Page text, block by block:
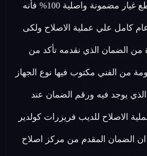
مستوى ويقدم قطع غيار مضمونة واصلية 100% فأنه
كامل علي عملية الاصلاح ولكى
من الضمان الذي نقدمه تأكد من
من الفني مكتوب فيها نوع الجهاز
يوجد فيه ورقم الضمان عند
الاصلاح للديب فريزرات كولدير
ان الضمان المقدم من مركز اصلاح